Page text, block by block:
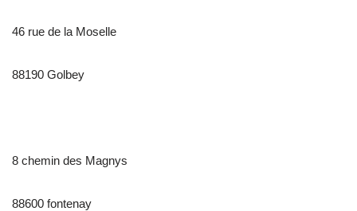
46 rue de la Moselle
88190 Golbey
8 chemin des Magnys
88600 fontenay